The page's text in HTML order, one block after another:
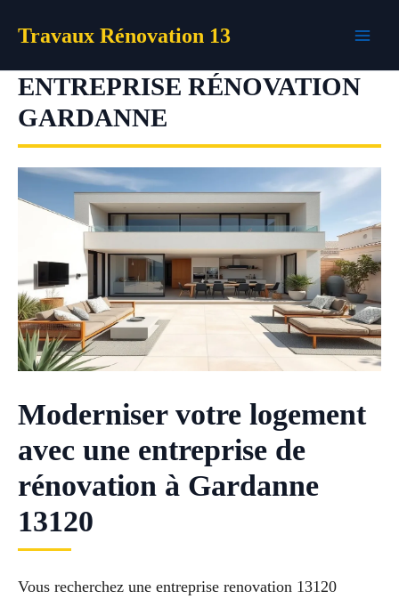
Travaux Rénovation 13
ENTREPRISE RÉNOVATION
GARDANNE
Moderniser votre logement
avec une entreprise de
rénovation à Gardanne
13120
Vous recherchez une entreprise renovation 13120